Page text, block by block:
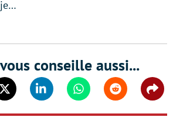
je…
conseille aussi...
Twitter Linkedin WhatsappReddit